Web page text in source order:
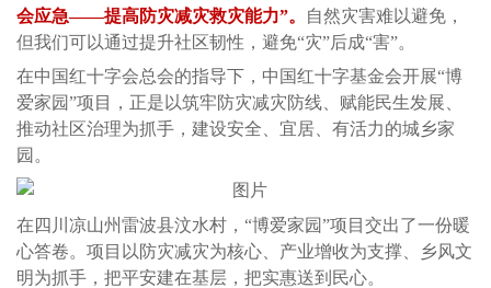
会应急——提高防灾减灾救灾能力”。
自然灾害难以避免，
但我们可以通过提升社区韧性，避免“灾”后成“害”。
在中国红十字会总会的指导下，中国红十字基金会开展“博
爱家园”项目，正是以筑牢防灾减灾防线、赋能民生发展、
推动社区治理为抓手，建设安全、宜居、有活力的城乡家
园。
在四川凉山州雷波县汶水村，“博爱家园”项目交出了一份暖
心答卷。项目以防灾减灾为核心、产业增收为支撑、乡风文
明为抓手，把平安建在基层，把实惠送到民心。